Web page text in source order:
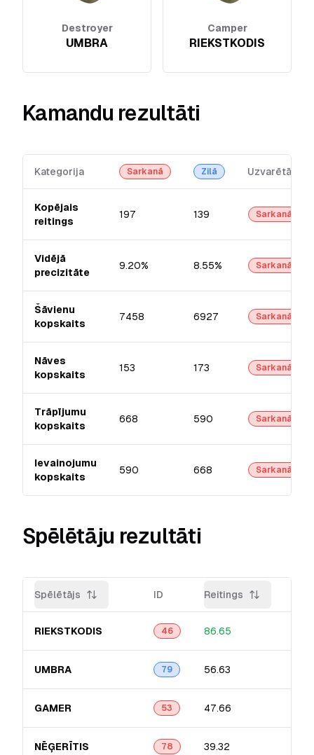
Destroyer
UMBRA
Camper
RIEKSTKODIS
Kamandu rezultāti
Kategorija Sarkanā Zilā Uzvarētājs
Kopējais
reitings
197 139 Sarkanā
Vidējā
precizitāte
9.20% 8.55% Sarkanā
Šāvienu
kopskaits
7458 6927 Sarkanā
Nāves
kopskaits
153 173 Sarkanā
Trāpījumu
kopskaits
668 590 Sarkanā
Ievainojumu
kopskaits
590 668 Sarkanā
Spēlētāju rezultāti
Spēlētājs ID Reitings
RIEKSTKODIS 46 86.65
UMBRA 79 56.63
GAMER 53 47.66
NĒĢERĪTIS 78 39.32